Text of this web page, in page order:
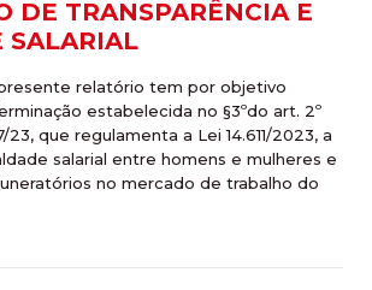
DE TRANSPARÊNCIA E
SALARIAL
relatório tem por objetivo
estabelecida no §3ºdo art. 2º
23, que regulamenta a Lei 14.611/2023, a
salarial entre homens e mulheres e
no mercado de trabalho do